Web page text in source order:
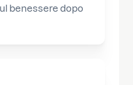
benessere dopo